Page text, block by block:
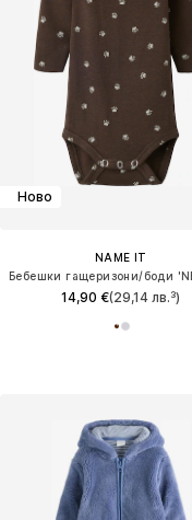
Ново
NAME IT
14,90 €(29,14 лв.³)